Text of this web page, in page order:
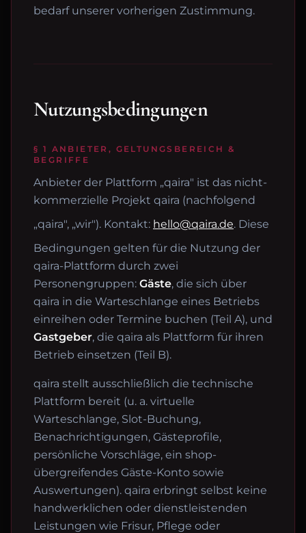
bedarf unserer vorherigen Zustimmung.
Nutzungsbedingungen
§ 1 ANBIETER, GELTUNGSBEREICH &
BEGRIFFE
Anbieter der Plattform „qaira" ist das nicht-
kommerzielle Projekt qaira (nachfolgend
„qaira", „wir"). Kontakt: hello@qaira.de. Diese
Bedingungen gelten für die Nutzung der
qaira-Plattform durch zwei
Personengruppen: Gäste, die sich über
qaira in die Warteschlange eines Betriebs
einreihen oder Termine buchen (Teil A), und
Gastgeber, die qaira als Plattform für ihren
Betrieb einsetzen (Teil B).
qaira stellt ausschließlich die technische
Plattform bereit (u. a. virtuelle
Warteschlange, Slot-Buchung,
Benachrichtigungen, Gästeprofile,
persönliche Vorschläge, ein shop-
übergreifendes Gäste-Konto sowie
Auswertungen). qaira erbringt selbst keine
handwerklichen oder dienstleistenden
Leistungen wie Frisur, Pflege oder